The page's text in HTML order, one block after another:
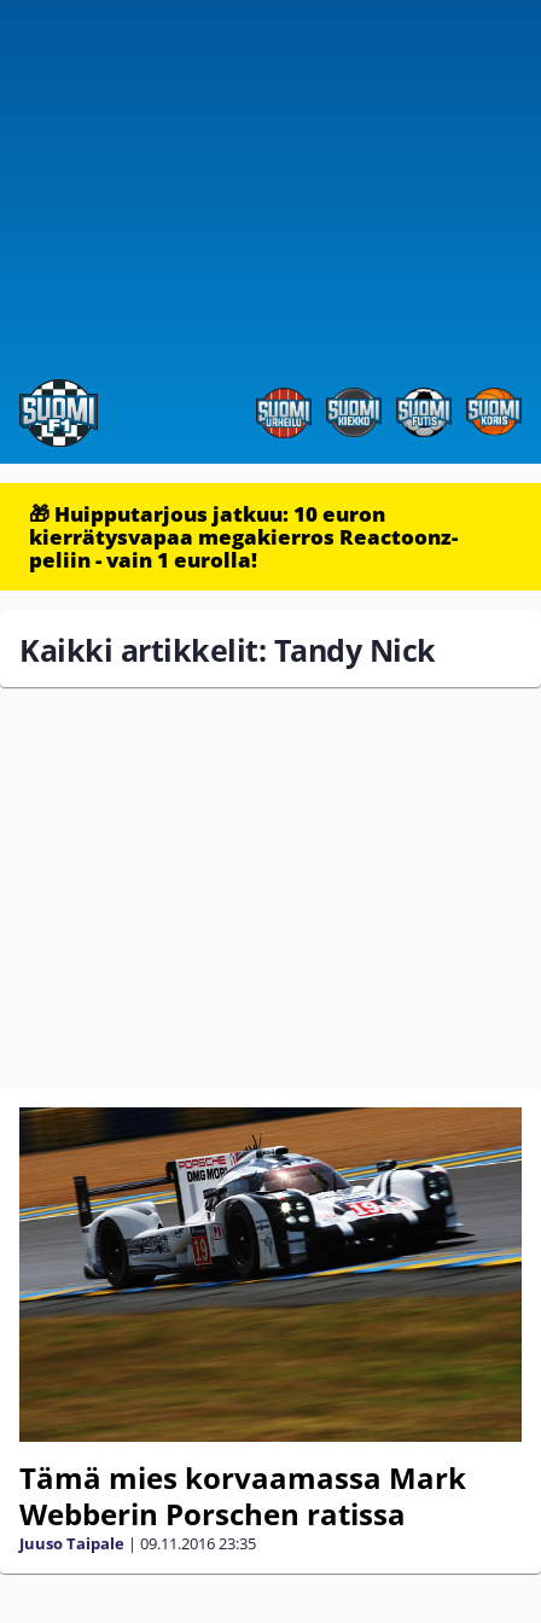
🎁 Huipputarjous jatkuu: 10 euron
kierrätysvapaa megakierros Reactoonz-
peliin - vain 1 eurolla!
Kaikki artikkelit: Tandy Nick
Tämä mies korvaamassa Mark
Webberin Porschen ratissa
Juuso Taipale | 09.11.201623:35